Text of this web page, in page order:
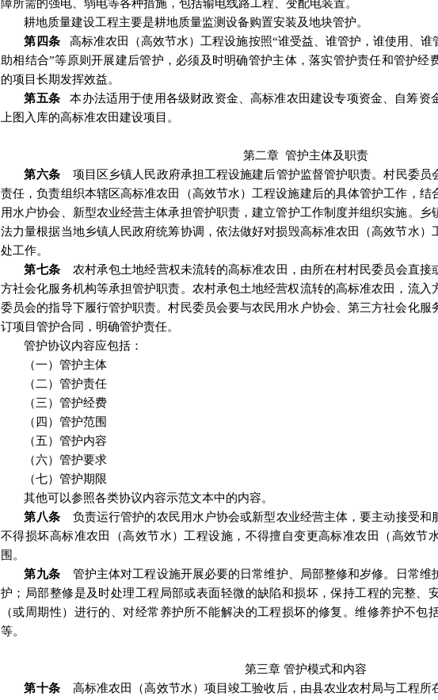
障所需的强电、弱电等各种措施，包括输电线路工程、变配电装置。
耕地质量建设工程主要是耕地质量监测设备购置安装及地块管护。
第四条
高标准农田（高效节水）工程设施按照“谁受益、谁管护，谁使用、谁
助相结合”等原则开展建后管护，必须及时明确管护主体，落实管护责任和管护经
的项目长期发挥效益。
第五条
本办法适用于使用各级财政资金、高标准农田建设专项资金、自筹资
上图入库的高标准农田建设项目。
第二章 管护主体及职责
第六条
项目区乡镇人民政府承担工程设施建后管护监督管护职责。村民委员
责任，负责组织本辖区高标准农田（高效节水）工程设施建后的具体管护工作，结
用水户协会
新型农业经营主体承担管护职责，建立管护工作制度并组织实施。乡
法力量根据当地乡镇人民政府统筹协调 ， 依法做好对损毁高标准农田（高效节水）
处工作。
第七条
农村承包土地经营权未流转的高标准农田，由所在村村民委员会直接
方社会化服务机构等承担管护职责。农村承包土地经营权流转的高标准农田，流入
委员会的指导下履行管护职责。村民委员会要与农民用水户协会、第三方社会化服
订项目管护合同，明确管护责任。
管护协议内容应包括：
（一）管护主体
（二）管护责任
（三）管护经费
（四）管护范围
（五）管护内容
（六）管护要求
（七）管护期限
其他可以参照各类协议内容示范文本中的内容。
第八条
负责运行管护的农民用水户协会或新型农业经营主体，要主动接受和
不得损坏高标准农田（高效节水）工程设施，不得擅自变更高标准农田（高效节
围。
第九条
管护主体对工程设施开展必要的日常维护、局部整修和岁修。日常维
护；局部整修是及时处理工程局部或表面轻微的缺陷和损坏，保持工程的完整、
（或周期性）进行的、对经常养护所不能解决的工程损坏的修复。维修养护不包
等。
第三章 管护模式和内容
第十条
高标准农田（高效节水）项目竣工验收后，由县农业农村局与工程所